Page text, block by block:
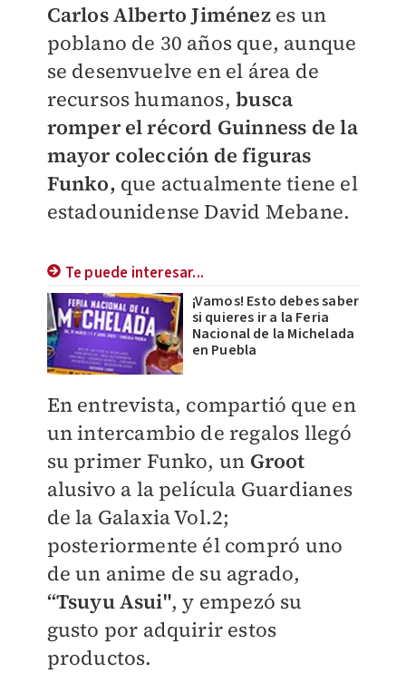
Carlos Alberto Jiménezes un
poblano de 30 años que, aunque
se desenvuelve en el área de
recursos humanos,busca
romper el récord Guinness de la
mayor colección de figuras
Funko, que actualmente tiene el
estadounidense David Mebane.
Te puede interesar...
¡Vamos! Esto debes saber
si quieres ir a la Feria
Nacional de la Michelada
en Puebla
En entrevista, compartió que en
un intercambio de regalos llegó
su primer Funko, un Groot
alusivo a la película Guardianes
de la Galaxia Vol.2;
posteriormente él compró uno
de un anime de su agrado,
“Tsuyu Asui", y empezó su
gusto por adquirir estos
productos.